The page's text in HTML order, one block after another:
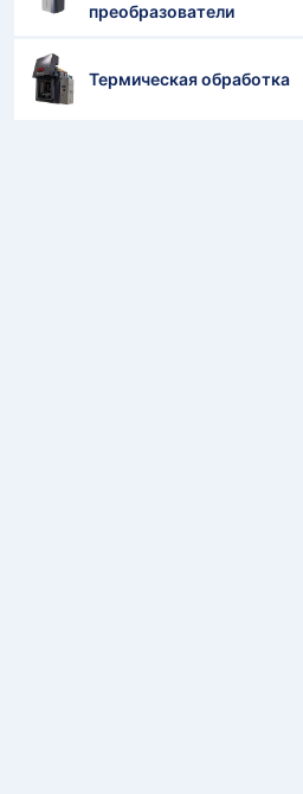
преобразователи
Термическая обработка